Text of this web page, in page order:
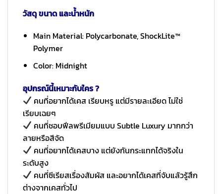
วัสดุ ขนาด และน้ำหนัก
Main Material: Polycarbonate, ShockLite™
Polymer
Color: Midnight
อุปกรณ์นี้เหมาะกับใคร ?
คนที่อยากได้เคส เรียบหรู แต่มีรายละเอียด ไม่ใช่
เรียบเฉยๆ
คนที่ชอบฟีลพรีเมียมแบบ Subtle Luxury มากกว่า
ลายหรือสีจัด
คนที่อยากได้เคสบาง แต่ยังกันกระแทกได้จริงใน
ระดับสูง
คนที่ซีเรียสเรื่องสัมผัส และอยากได้เคสที่จับแล้วรู้สึก
ต่างจากเคสทั่วไป